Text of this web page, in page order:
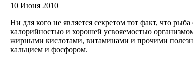
10 Июня 2010
Ни для кого не является секретом тот факт, что
калорийностью и хорошей усвояемостью
жирными кислотами, витаминами и прочими
кальцием и фосфором.